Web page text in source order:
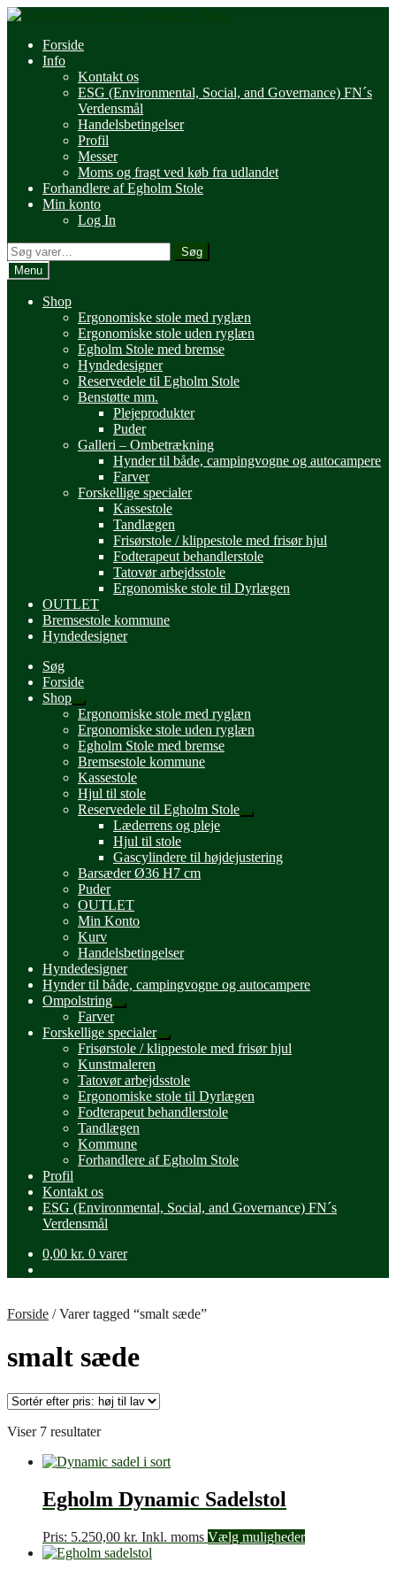
Spring
navigation
Spring
indholdForside
Info
Kontakt os
ESG (Environmental, Social, and Governance) FN´s
Verdensmål
Handelsbetingelser
Profil
Messer
Moms og fragt ved køb fra udlandet
Forhandlere af Egholm Stole
Min konto
Log In
Søg
efter:
Søg
Menu
Shop
Ergonomiske stole med ryglæn
Ergonomiske stole uden ryglæn
Egholm Stole med bremse
Hyndedesigner
Reservedele til Egholm Stole
Benstøtte mm.
Plejeprodukter
Puder
Galleri – Ombetrækning
Hynder til både, campingvogne og autocampere
Farver
Forskellige specialer
Kassestole
Tandlægen
Frisørstole / klippestole med frisør hjul
Fodterapeut behandlerstole
Tatovør arbejdsstole
Ergonomiske stole til Dyrlægen
OUTLET
Bremsestole kommune
Hyndedesigner
Søg
Forside
Shop
Udfold
undermenu
Ergonomiske stole med ryglæn
Ergonomiske stole uden ryglæn
Egholm Stole med bremse
Bremsestole kommune
Kassestole
Hjul til stole
Reservedele til Egholm Stole
Udfold
Læderrens og pleje
Hjul til stole
Gascylindere til højdejustering
Barsæder Ø36 H7 cm
Puder
OUTLET
Min Konto
Kurv
Handelsbetingelser
Hyndedesigner
Hynder til både, campingvogne og autocampere
Ompolstring
Udfold
undermenu
Farver
Forskellige specialer
Udfold
undermenu
Frisørstole / klippestole med frisør hjul
Kunstmaleren
Tatovør arbejdsstole
Ergonomiske stole til Dyrlægen
Fodterapeut behandlerstole
Tandlægen
Kommune
Forhandlere af Egholm Stole
Profil
Kontakt os
ESG (Environmental, Social, and Governance) FN´s
Verdensmål
0,00 kr. 0 varer
Forside /Varer tagged “smalt sæde”
smalt sæde
Viser 7 resultaterSorteret
pris:
til
lav
Egholm Dynamic Sadelstol
Pris: 5.250,00 kr. Inkl. moms Vælg muligheder